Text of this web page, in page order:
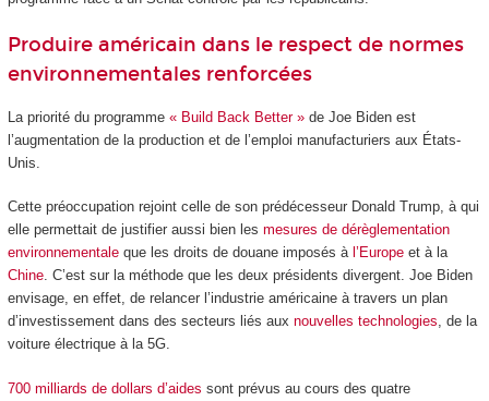
Produire américain dans le respect de normes
environnementales renforcées
La priorité du programme « Build Back Better »de Joe Biden est
l’augmentation de la production et de l’emploi manufacturiers aux États-
Unis.
Cette préoccupation rejoint celle de son prédécesseur Donald Trump, à qui
elle permettait de justifier aussi bien les mesures de dérèglementation
environnementaleque les droits de douane imposés à l’Europeet à la
Chine. C’est sur la méthode que les deux présidents divergent. Joe Biden
envisage, en effet, de relancer l’industrie américaine à travers un plan
d’investissement dans des secteurs liés aux nouvelles technologies, de la
voiture électrique à la 5G.
700 milliards de dollars d’aides sont prévus au cours des quatre